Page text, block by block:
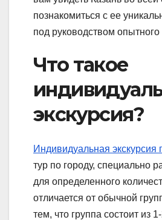
познакомиться с ее
под руководством опытного
Что такое
экскурсия?
Индивидуальная экскурсия
тур по городу, специально
для определенного
отличается от обычной
тем, что группа состоит из